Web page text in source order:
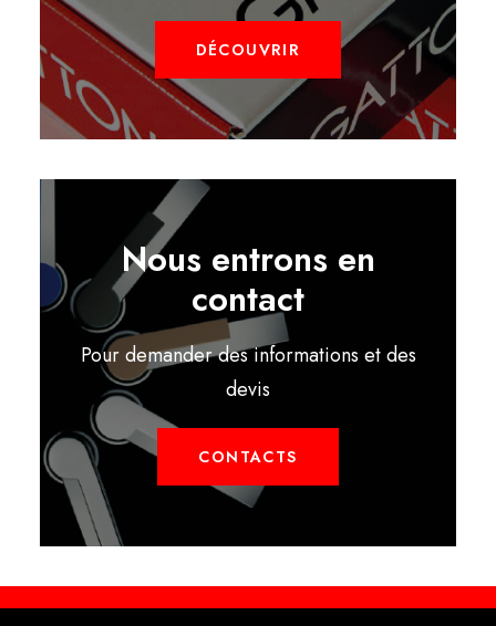
DÉCOUVRIR
Nous entrons en
contact
Pour demander des informations et des
devis
CONTACTS